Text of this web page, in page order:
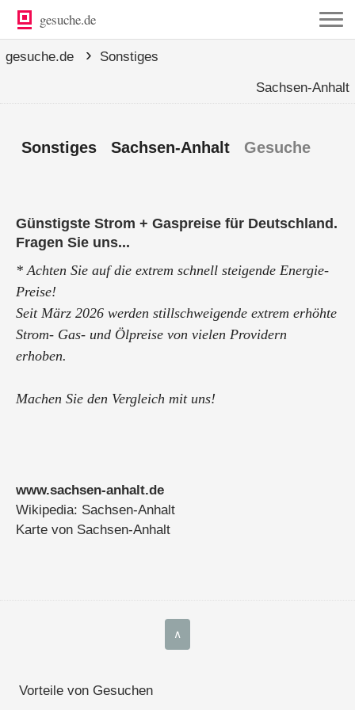
gesuche.de
gesuche.de › Sonstiges
Sachsen-Anhalt
Sonstiges Sachsen-Anhalt Gesuche
Günstigste Strom + Gaspreise für Deutschland.
Fragen Sie uns...
* Achten Sie auf die extrem schnell steigende Energie-
Preise!
Seit März 2026 werden stillschweigende extrem erhöhte
Strom- Gas- und Ölpreise von vielen Providern
erhoben.
Machen Sie den Vergleich mit uns!
Kostenlose diskrete Angebote erhalten Sie schnell!
Senden Sie nur Ihre Verbrauchsdaten des letzten ...
www.sachsen-anhalt.de
Wikipedia: Sachsen-Anhalt
Karte von Sachsen-Anhalt
∧
Vorteile von Gesuchen